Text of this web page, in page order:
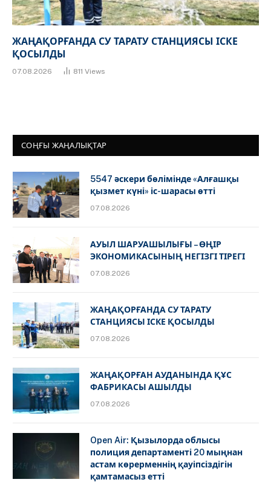
ЖАҢАҚОРҒАНДА СУ ТАРАТУ СТАНЦИЯСЫ ІСКЕ
ҚОСЫЛДЫ
07.08.2026 811 Views
СОҢҒЫ ЖАҢАЛЫҚТАР
5547 әскери бөлімінде «Алғашқы
қызмет күні» іс-шарасы өтті
07.08.2026
АУЫЛ ШАРУАШЫЛЫҒЫ – ӨҢІР
ЭКОНОМИКАСЫНЫҢ НЕГІЗГІ ТІРЕГІ
07.08.2026
ЖАҢАҚОРҒАНДА СУ ТАРАТУ
СТАНЦИЯСЫ ІСКЕ ҚОСЫЛДЫ
07.08.2026
ЖАҢАҚОРҒАН АУДАНЫНДА ҚҰС
ФАБРИКАСЫ АШЫЛДЫ
07.08.2026
Open Air: Қызылорда облысы
полиция департаменті 20 мыңнан
астам көрерменнің қауіпсіздігін
қамтамасыз етті